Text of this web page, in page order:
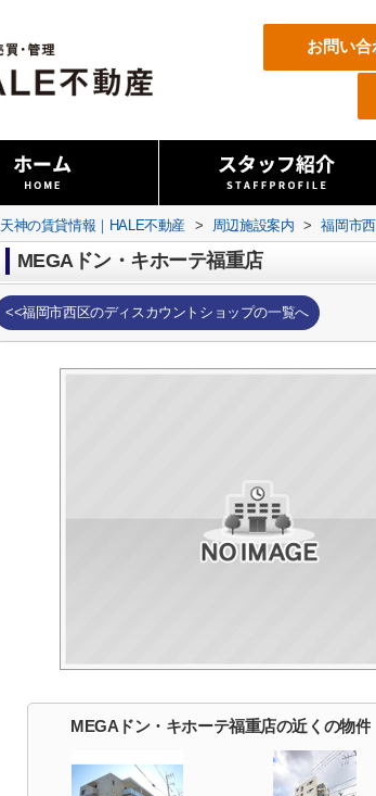
お問い合
天神の賃貸情報｜HALE不動産 > 周辺施設案内 > 福岡市
MEGAドン・キホーテ福重店
<<福岡市西区のディスカウントショップの一覧へ
MEGAドン・キホーテ福重店の近くの物件